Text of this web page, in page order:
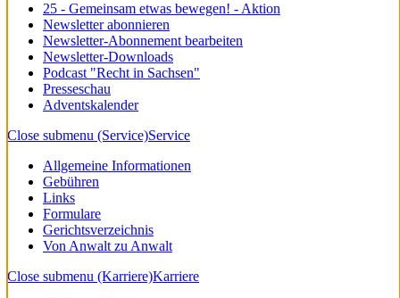
25 - Gemeinsam etwas bewegen! - Aktion
Newsletter abonnieren
Newsletter-Abonnement bearbeiten
Newsletter-Downloads
Podcast "Recht in Sachsen"
Presseschau
Adventskalender
Close submenu (Service)Service
Allgemeine Informationen
Gebühren
Links
Formulare
Gerichtsverzeichnis
Von Anwalt zu Anwalt
Close submenu (Karriere)Karriere